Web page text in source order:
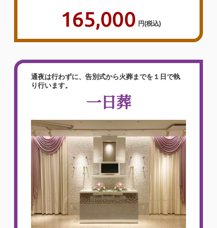
165,000 円(税込)
通夜は行わずに、告別式から火葬までを１日で執
り行います。
一日葬